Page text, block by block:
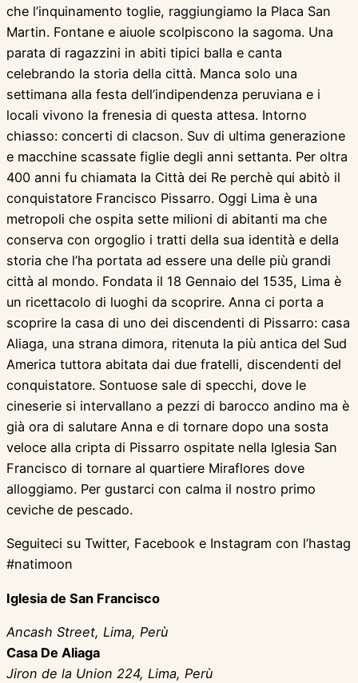
che l’inquinamento toglie, raggiungiamo la Placa San
Martin. Fontane e aiuole scolpiscono la sagoma. Una
parata di ragazzini in abiti tipici balla e canta
celebrando la storia della città. Manca solo una
settimana alla festa dell’indipendenza peruviana e i
locali vivono la frenesia di questa attesa. Intorno
chiasso: concerti di clacson. Suv di ultima generazione
e macchine scassate figlie degli anni settanta. Per oltra
400 anni fu chiamata la Città dei Re perchè qui abitò il
conquistatore Francisco Pissarro. Oggi Lima è una
metropoli che ospita sette milioni di abitanti ma che
conserva con orgoglio i tratti della sua identità e della
storia che l’ha portata ad essere una delle più grandi
città al mondo. Fondata il 18 Gennaio del 1535, Lima è
un ricettacolo di luoghi da scoprire. Anna ci porta a
scoprire la casa di uno dei discendenti di Pissarro: casa
Aliaga, una strana dimora, ritenuta la più antica del Sud
America tuttora abitata dai due fratelli, discendenti del
conquistatore. Sontuose sale di specchi, dove le
cineserie si intervallano a pezzi di barocco andino ma è
già ora di salutare Anna e di tornare dopo una sosta
veloce alla cripta di Pissarro ospitate nella Iglesia San
Francisco di tornare al quartiere Miraflores dove
alloggiamo. Per gustarci con calma il nostro primo
ceviche de pescado.
Seguiteci su Twitter, Facebook e Instagram con l’hastag
#natimoon
Iglesia de San Francisco
Ancash Street, Lima, Perù
Casa De Aliaga
Jiron de la Union 224, Lima, Perù